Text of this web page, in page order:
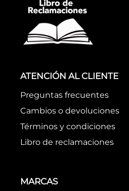
ATENCIÓN AL CLIENTE
Preguntas frecuentes
Cambios o devoluciones
Términos y condiciones
Libro de reclamaciones
MARCAS